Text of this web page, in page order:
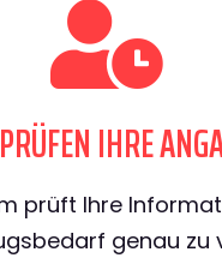
IHRE
prüft Ihre
genau zu